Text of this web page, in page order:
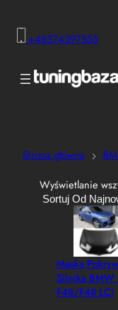
+48574397555
Strona główna
Wyświetlanie
Maska
Silnika BMW
F48/F48 LCI